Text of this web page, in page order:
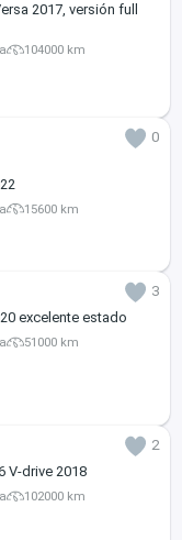
2017, versión full
104000 km
0
15600 km
3
excelente estado
51000 km
2
V-drive 2018
102000 km